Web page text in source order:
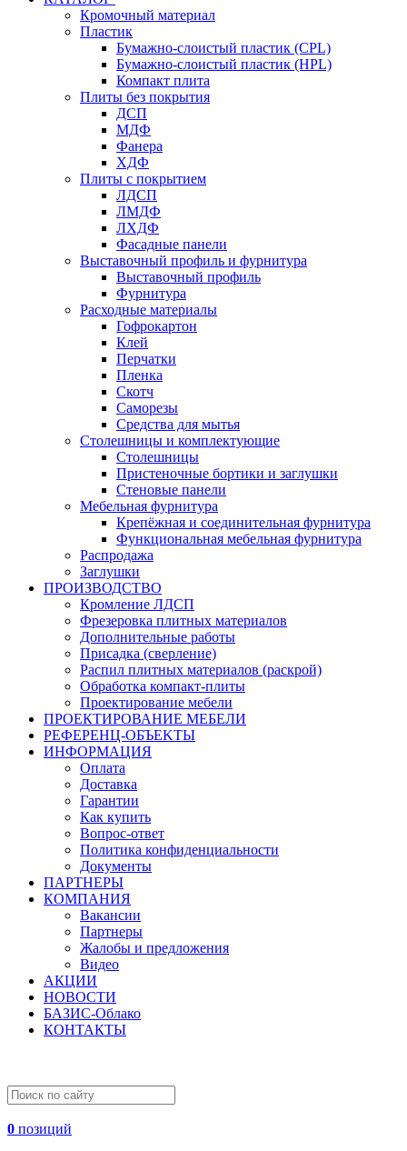
Кромочный материал
Пластик
Бумажно-слоистый пластик (CPL)
Бумажно-слоистый пластик (HPL)
Компакт плита
Плиты без покрытия
ДСП
МДФ
Фанера
ХДФ
Плиты с покрытием
ЛДСП
ЛМДФ
ЛХДФ
Фасадные панели
Выставочный профиль и фурнитура
Выставочный профиль
Фурнитура
Расходные материалы
Гофрокартон
Клей
Перчатки
Пленка
Скотч
Саморезы
Средства для мытья
Столешницы и комплектующие
Столешницы
Пристеночные бортики и заглушки
Стеновые панели
Мебельная фурнитура
Крепёжная и соединительная фурнитура
Функциональная мебельная фурнитура
Распродажа
Заглушки
ПРОИЗВОДСТВО
Кромление ЛДСП
Фрезеровка плитных материалов
Дополнительные работы
Присадка (сверление)
Распил плитных материалов (раскрой)
Обработка компакт-плиты
Проектирование мебели
ПРОЕКТИРОВАНИЕ МЕБЕЛИ
РЕФЕРЕНЦ-ОБЪЕKТЫ
ИНФОРМАЦИЯ
Оплата
Доставка
Гарантии
Как купить
Вопрос-ответ
Политика конфиденциальности
Документы
ПАРТНЕРЫ
КОМПАНИЯ
Вакансии
Партнеры
Жалобы и предложения
Видео
АКЦИИ
НОВОСТИ
БАЗИС-Облако
КОНТАКТЫ
0 позиций